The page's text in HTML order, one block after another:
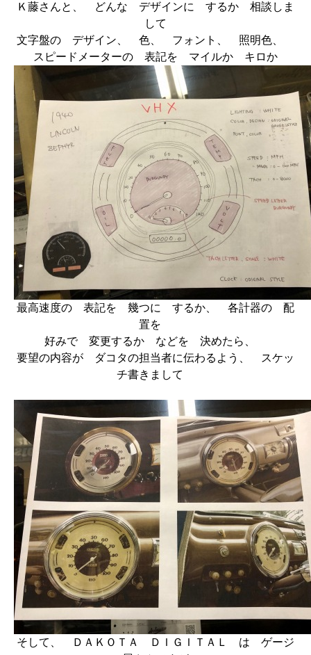
Ｋ藤さんと、 どんな デザインに するか 相談しま
して
文字盤の デザイン、 色、 フォント、 照明色、
スピードメーターの 表記を マイルか キロか
最高速度の 表記を 幾つに するか、 各計器の 配
置を
好みで 変更するか などを 決めたら、
要望の内容が ダコタの担当者に伝わるよう、 スケッ
チ書きまして
そして、 ＤＡＫＯＴＡ ＤＩＧＩＴＡＬ は ゲージ